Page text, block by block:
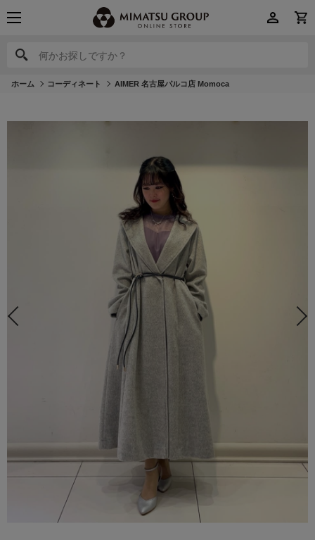
何かお探しですか？
何かお探しですか？
ホーム コーディネート AIMER 名古屋パルコ店 Momoca